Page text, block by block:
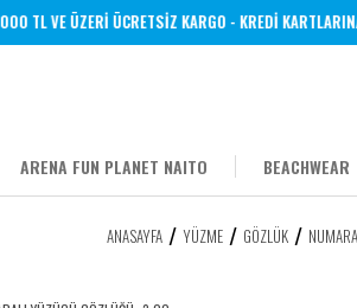
TL VE ÜZERİ ÜCRETSİZ KARGO - KREDİ KARTLARINA
ARENA FUN PLANET NAITO BEACHWEAR
ANASAYFA YÜZME GÖZLÜK